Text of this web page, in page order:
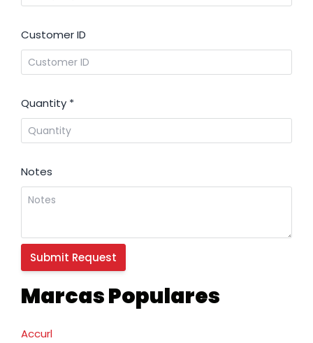
Marcas Populares
Accurl
Customer ID
Quantity *
Notes